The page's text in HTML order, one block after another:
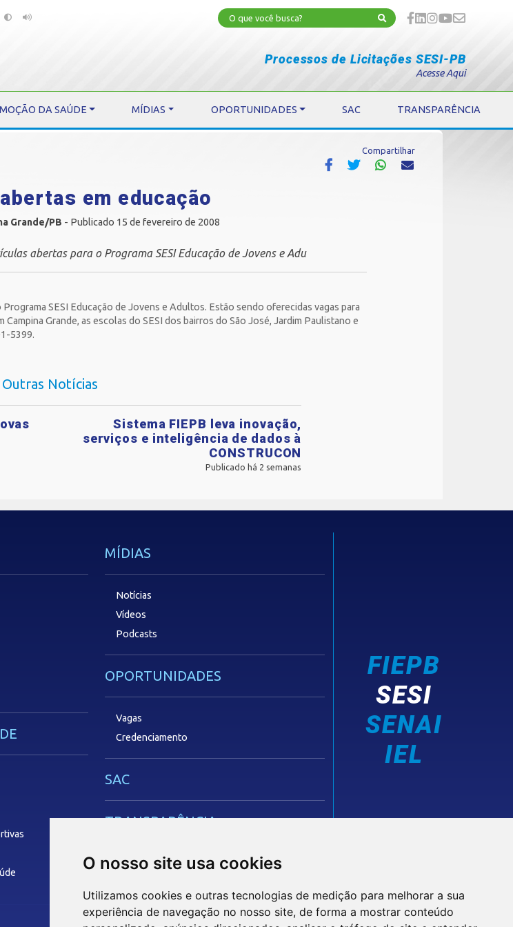
O nosso site usa cookies
Utilizamos cookies e outras tecnologias de medição para melhorar a sua
experiência de navegação no nosso site, de forma a mostrar conteúdo
Processos de Licitações SESI-PB
Acesse Aqui
DA SAÚDE MÍDIAS OPORTUNIDADES SAC TRANSPARÊNCIA
Compartilhar
em educação
Grande/PB - Publicado 15 de fevereiro de 2008
abertas para o Programa SESI Educação de Jovens e Adu
SESI Educação de Jovens e Adultos. Estão sendo oferecidas vagas para
Campina Grande, as escolas do SESI dos bairros do São José, Jardim Paulistano e
5399.
Outras Notícias
Sistema FIEPB leva inovação,
serviços e inteligência de dados à
CONSTRUCON
Publicado há 2 semanas
MÍDIAS
Notícias
Vídeos
Podcasts
OPORTUNIDADES
Vagas
Credenciamento
SAC
TRANSPARÊNCIA
FIEPB
SESI
SENAI
IEL